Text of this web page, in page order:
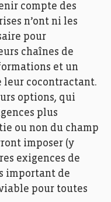
compte des
n’ont ni les
pour
chaînes de
et un
leur cocontractant.
options, qui
plus
ou non du champ
imposer (y
exigences de
important de
pour toutes